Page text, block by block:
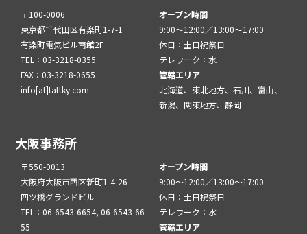
〒100-0006
東京都千代田区有楽町1-7-1
有楽町電気ビル南館2F
TEL：03-3218-0355
FAX：03-3218-0655
info[at]tattky.com
オープン時間
9:00～12:00／13:00～17:00
休日：土日祝祭日
テレワーク：水
管轄エリア
北海道、東北地方、石川、富山、
新潟、関東地方、静岡
大阪事務所
〒550-0013
大阪府大阪市西区新町1-4-26
四ツ橋グランドビル
TEL：06-6543-6654, 06-6543-66
55
オープン時間
9:00～12:00／13:00～17:00
休日：土日祝祭日
テレワーク：水
管轄エリア